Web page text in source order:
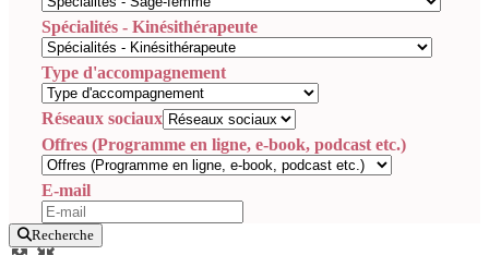
Spécialités - Kinésithérapeute
Type d'accompagnement
Réseaux sociaux
Offres (Programme en ligne, e-book, podcast etc.)
E-mail
Recherche